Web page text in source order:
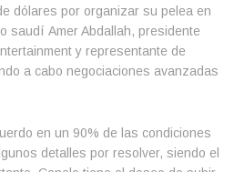
dólares por organizar su pelea en
saudí Amer Abdallah, presidente
y representante de
a cabo negociaciones avanzadas
en un 90% de las condiciones
detalles por resolver, siendo el